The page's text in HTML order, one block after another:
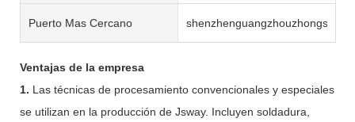
Puerto Mas Cercano shenzhenguangzhouzhongshan
Ventajas de la empresa
1. Las técnicas de procesamiento convencionales y especiales
se utilizan en la producción de Jsway. Incluyen soldadura,